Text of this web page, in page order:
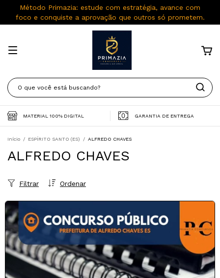
Método Primazia: estude com estratégia, avance com
foco e conquiste a aprovação que outros só prometem.
MATERIAL 100% DIGITAL GARANTIA DE ENTREGA
Início / ESPÍRITO SANTO (ES) / ALFREDO CHAVES
ALFREDO CHAVES
Ordenar
Filtrar